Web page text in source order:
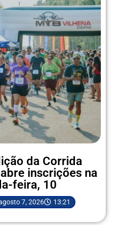
da Corrida
inscrições na
feira, 10
7, 2026 13:21